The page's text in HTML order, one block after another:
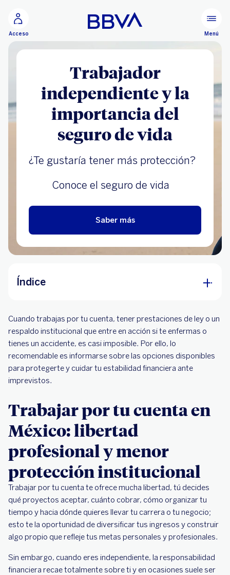
Acceso Menú
Trabajador
independiente y la
importancia del
seguro de vida
¿Te gustaría tener más protección?
Conoce el seguro de vida
Saber más
Índice
profesional y menor protección institucional
¿Qué alternativas de protección existen para
trabajadores independientes?
¿Cómo puede ayudar un seguro de vida a un
trabajador independiente?
¿Cuánta cobertura podría necesitar un
trabajador independiente?
Factores que un trabajador independiente debe
considerar antes de contratar un seguro de
El seguro de vida como parte de una estrategia
financiera integral
Cuando trabajas por tu cuenta, tener prestaciones de ley o un
respaldo institucional que entre en acción si te enfermas o
tienes un accidente, es casi imposible. Por ello, lo
recomendable es informarse sobre las opciones disponibles
para protegerte y cuidar tu estabilidad financiera ante
imprevistos.
Trabajar por tu cuenta en
México: libertad
profesional y menor
protección institucional
Trabajar por tu cuenta te ofrece mucha libertad, tú decides
qué proyectos aceptar, cuánto cobrar, cómo organizar tu
tiempo y hacia dónde quieres llevar tu carrera o tu negocio;
esto te la oportunidad de diversificar tus ingresos y construir
algo propio que refleje tus metas personales y profesionales.
Sin embargo, cuando eres independiente, la responsabilidad
financiera recae totalmente sobre ti y en ocasiones suele ser